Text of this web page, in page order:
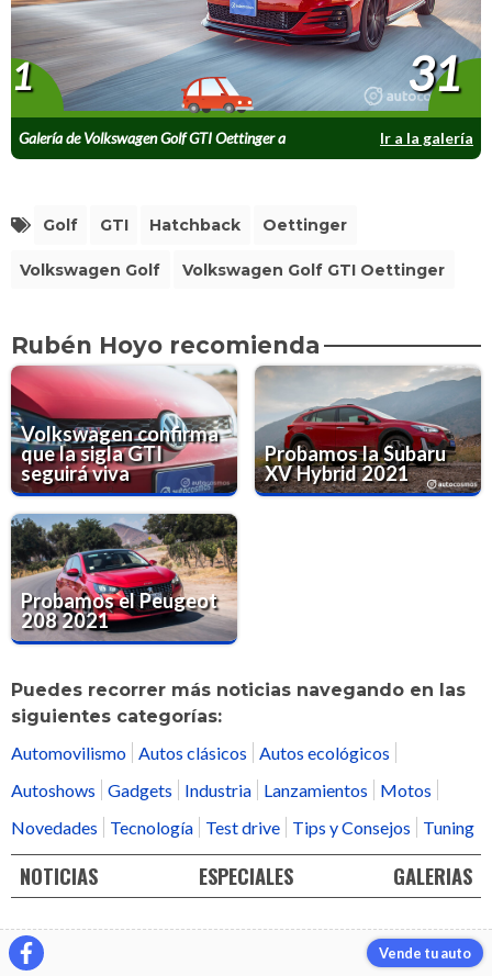
Galería de Volkswagen Golf GTI Oettinger a
prueba
Ir a la galería
1 31
Golf GTI Hatchback Oettinger
Volkswagen Golf Volkswagen Golf GTI Oettinger
Rubén Hoyo recomienda
Volkswagen confirma
que la sigla GTI
seguirá viva
Probamos la Subaru
XV Hybrid 2021
Probamos el Peugeot
208 2021
Puedes recorrer más noticias navegando en las
siguientes categorías:
Automovilismo
Autos clásicos
Autos ecológicos
Autoshows
Gadgets Industria Lanzamientos
Motos
Novedades
Tecnología Test drive Tips y Consejos Tuning
NOTICIAS ESPECIALES GALERIAS
Vende tu auto